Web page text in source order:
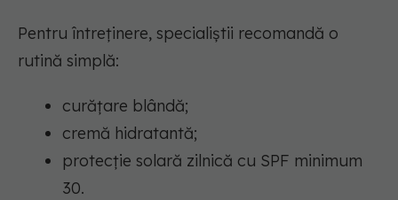
Pentru întreținere, specialiștii recomandă o
rutină simplă:
curățare blândă;
cremă hidratantă;
protecție solară zilnică cu SPF minimum
30.